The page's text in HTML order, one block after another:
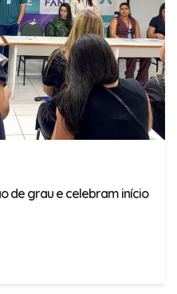
de grau e celebram início